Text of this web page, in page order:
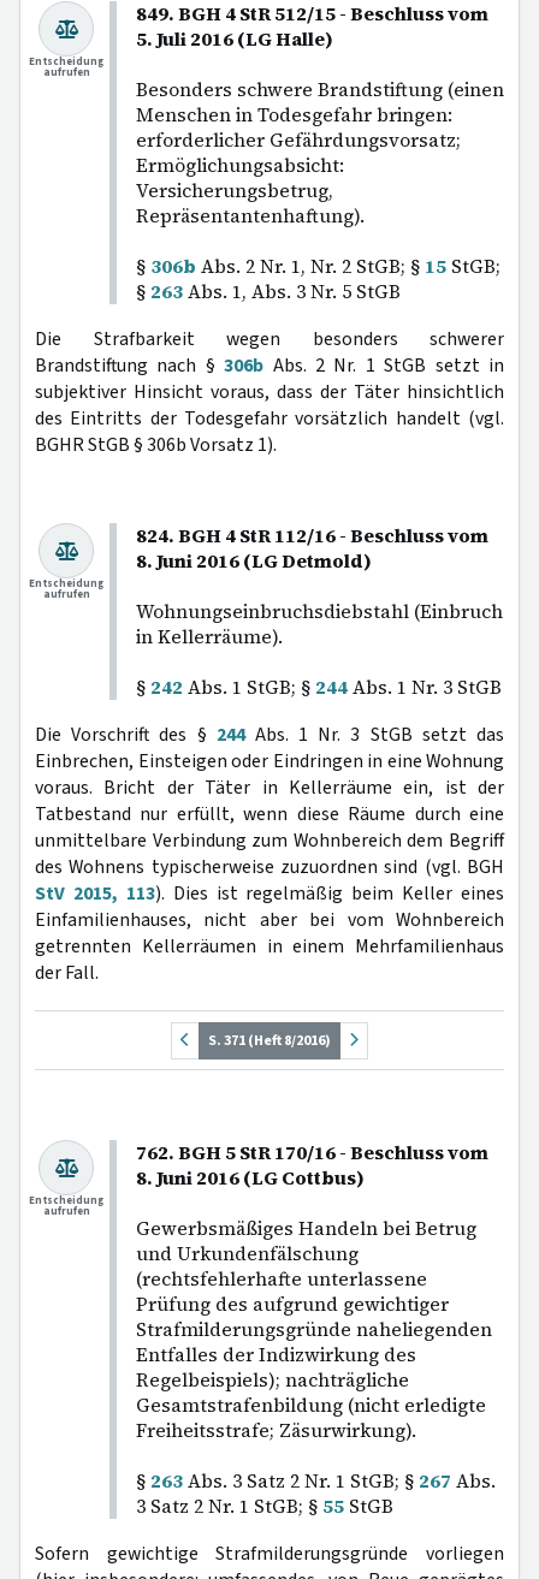
849. BGH 4 StR 512/15 - Beschluss vom
5. Juli 2016 (LG Halle)
Besonders schwere Brandstiftung (einen
Menschen in Todesgefahr bringen:
erforderlicher Gefährdungsvorsatz;
Ermöglichungsabsicht:
Versicherungsbetrug,
Repräsentantenhaftung).
§ 306b Abs. 2 Nr. 1, Nr. 2 StGB; § 15 StGB;
§ 263Abs. 1, Abs. 3 Nr. 5 StGB
Entscheidung
aufrufen
Die Strafbarkeit wegen besonders schwerer
Brandstiftung nach §306b Abs. 2 Nr. 1 StGB setzt in
subjektiver Hinsicht voraus, dass der Täter hinsichtlich
des Eintritts der Todesgefahr vorsätzlich handelt (vgl.
BGHR StGB § 306b Vorsatz 1).
824. BGH 4 StR 112/16 - Beschluss vom
8. Juni 2016 (LG Detmold)
Wohnungseinbruchsdiebstahl (Einbruch
in Kellerräume).
§ 242 Abs. 1 StGB; § 244Abs. 1 Nr. 3 StGB
Entscheidung
aufrufen
Die Vorschrift des § 244Abs. 1 Nr. 3 StGB setzt das
Einbrechen, Einsteigen oder Eindringen in eine Wohnung
voraus. Bricht der Täter in Kellerräume ein, ist der
Tatbestand nur erfüllt, wenn diese Räume durch eine
unmittelbare Verbindung zum Wohnbereich dem Begriff
des Wohnens typischerweise zuzuordnen sind (vgl. BGH
StV 2015, 113). Dies ist regelmäßig beim Keller eines
Einfamilienhauses, nicht aber bei vom Wohnbereich
getrennten Kellerräumen in einem Mehrfamilienhaus
der Fall.
S. 371 (Heft 8/2016)
762. BGH 5 StR 170/16 - Beschluss vom
8. Juni 2016 (LG Cottbus)
Gewerbsmäßiges Handeln bei Betrug
und Urkundenfälschung
(rechtsfehlerhafte unterlassene
Prüfung des aufgrund gewichtiger
Strafmilderungsgründe naheliegenden
Entfalles der Indizwirkung des
Regelbeispiels); nachträgliche
Gesamtstrafenbildung (nicht erledigte
Freiheitsstrafe; Zäsurwirkung).
§ 263Abs. 3 Satz 2 Nr. 1 StGB; § 267 Abs.
3 Satz 2 Nr. 1 StGB; § 55 StGB
Entscheidung
aufrufen
Sofern gewichtige Strafmilderungsgründe vorliegen